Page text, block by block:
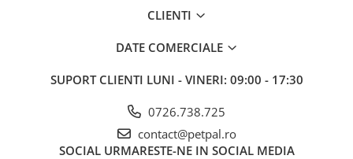
informaţiile înscrise pe ambalaj. A se păstra într-un loc uscat şi
CLIENTI
DATE COMERCIALE
SUPORT CLIENTI LUNI - VINERI: 09:00 - 17:30
0726.738.725
contact@petpal.ro
SOCIAL URMARESTE-NE IN SOCIAL MEDIA